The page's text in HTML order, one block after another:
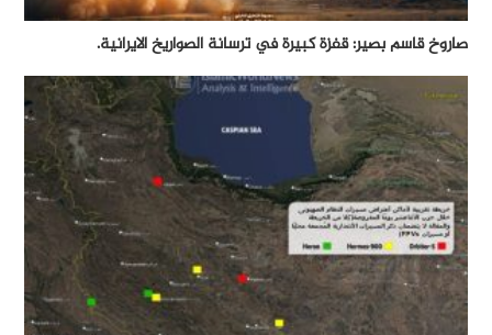
صاروخ قاسم بصير: قفزة كبيرة في ترسانة الصواريخ الايرانية.